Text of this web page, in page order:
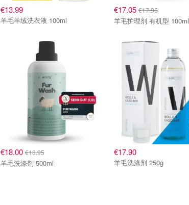
€13.99
羊毛羊绒洗衣液 100ml
€17.05 €17.95
羊毛护理剂 有机型 100ml
€18.00€18.95
羊毛洗涤剂 500ml
€17.90
羊毛洗涤剂 250g